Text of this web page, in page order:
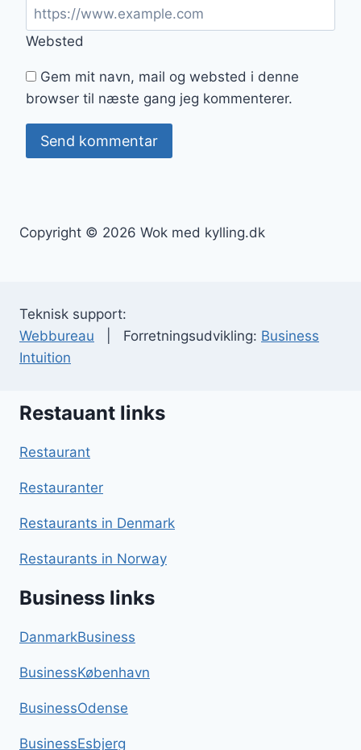
Websted
Gem mit navn, mail og websted i denne
browser til næste gang jeg kommenterer.
Copyright © 2026 Wok med kylling.dk
Teknisk support:
Webbureau | Forretningsudvikling: Business
Intuition
Restauant links
Restaurant
Restauranter
Restaurants in Denmark
Restaurants in Norway
Business links
DanmarkBusiness
BusinessKøbenhavn
BusinessOdense
BusinessEsbjerg